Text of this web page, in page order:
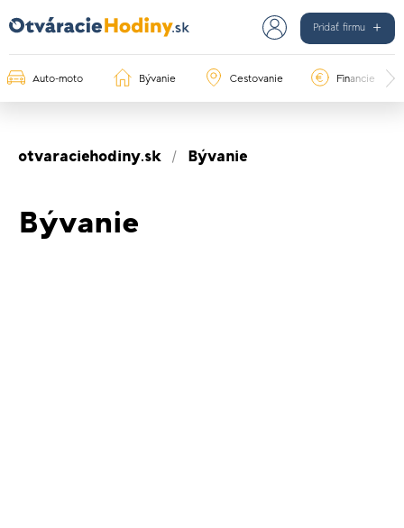
Pridať firmu
Auto-moto Bývanie Cestovanie Financie
otvaraciehodiny.sk Bývanie
Bývanie